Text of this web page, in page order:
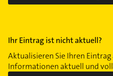
Ihr Eintrag ist nicht aktuell?
Aktualisieren Sie Ihren
Informationen aktuell und